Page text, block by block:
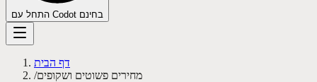
התחל עם Codot בחינם
דף הבית
/מחירים פשוטים ושקופים